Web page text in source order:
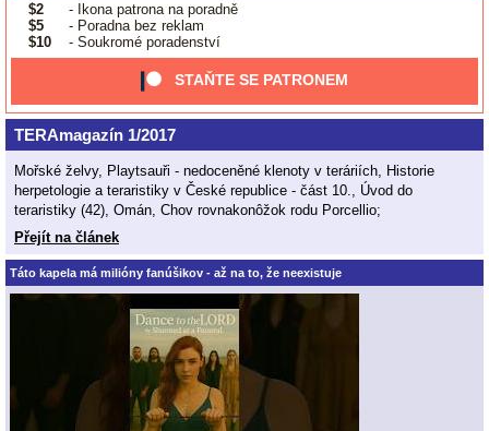
$2
- Ikona patrona na poradně
$5
- Poradna bez reklam
$10
- Soukromé poradenství
STAŇTE SE PATRONEM
TERAmagazín 1/2017
Mořské želvy, Playtsauři - nedoceněné klenoty v teráriích, Historie
herpetologie a teraristiky v České republice - část 10., Úvod do
teraristiky (42), Omán, Chov rovnakonôžok rodu Porcellio;
Přejít na článek
Táto kapela má milióny fanúšikov - až na to, že neexistuje